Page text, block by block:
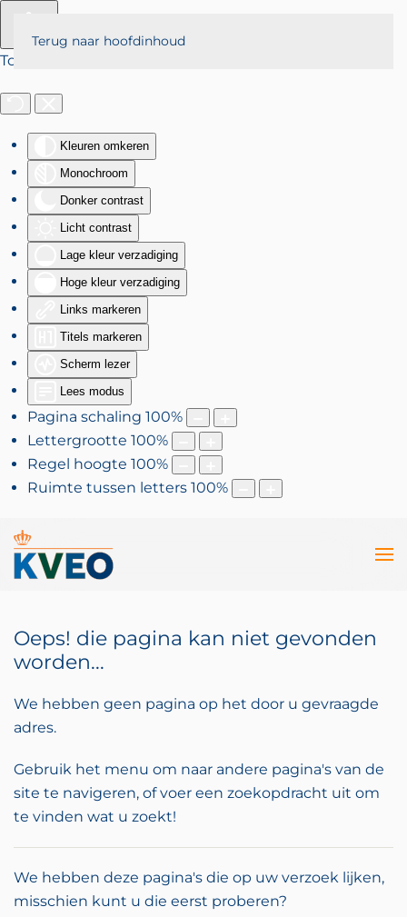
Toegankelijkheid
Kleuren omkeren
Monochroom
Donker contrast
Licht contrast
Lage kleur verzadiging
Hoge kleur verzadiging
Links markeren
Titels markeren
Scherm lezer
Lees modus
Pagina schaling 100%
Lettergrootte 100%
Regel hoogte 100%
Ruimte tussen letters 100%
Terug naar hoofdinhoud
Oeps! die pagina kan niet gevonden
worden...
We hebben geen pagina op het door u gevraagde
adres.
Gebruik het menu om naar andere pagina's van de
site te navigeren, of voer een zoekopdracht uit om
te vinden wat u zoekt!
We hebben deze pagina's die op uw verzoek lijken,
misschien kunt u die eerst proberen?